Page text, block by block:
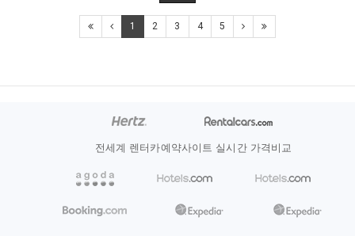
1 2 3 4 5
전세계 렌터카예약사이트 실시간 가격비교